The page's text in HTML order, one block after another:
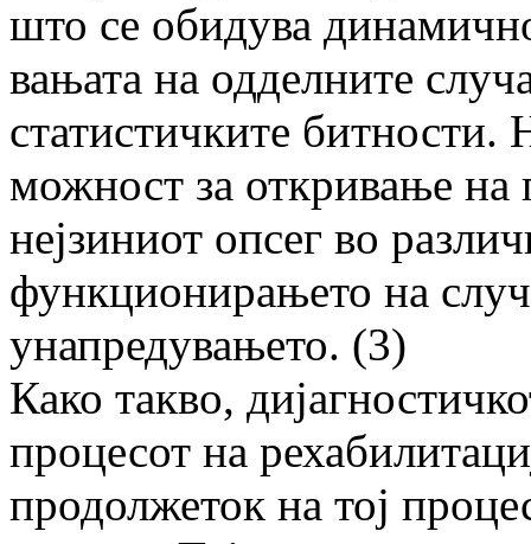
што се обидува
вањата на одделните
статистичките битнос­ти.
можност за откривање на
нејзи­ни­от опсег во
функционирањето на
унапредувањето. (3)
Како такво,
процесот на
продолжеток на тој